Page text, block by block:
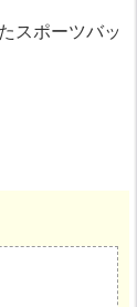
スポーツバッ